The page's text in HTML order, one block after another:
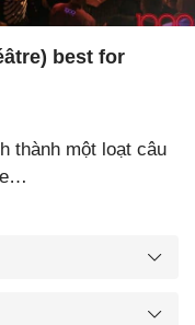
best for
thành một loạt câu